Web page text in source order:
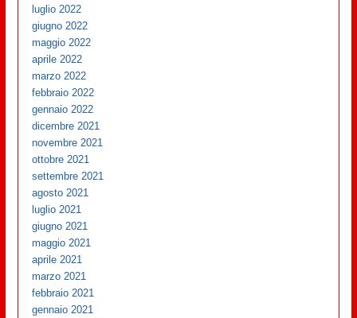
luglio 2022
giugno 2022
maggio 2022
aprile 2022
marzo 2022
febbraio 2022
gennaio 2022
dicembre 2021
novembre 2021
ottobre 2021
settembre 2021
agosto 2021
luglio 2021
giugno 2021
maggio 2021
aprile 2021
marzo 2021
febbraio 2021
gennaio 2021